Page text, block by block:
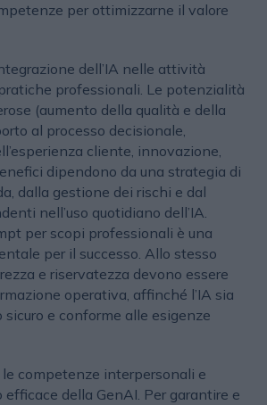
per ottimizzarne il valore
dell’IA nelle attività
professionali. Le potenzialità
(aumento della qualità e della
al processo decisionale,
cliente, innovazione,
dipendono da una strategia di
dalla gestione dei rischi e dal
nell’uso quotidiano dell’IA.
per scopi professionali è una
per il successo. Allo stesso
e riservatezza devono essere
operativa, affinché l’IA sia
e conforme alle esigenze
interpersonali e
efficace della GenAI. Per garantire e